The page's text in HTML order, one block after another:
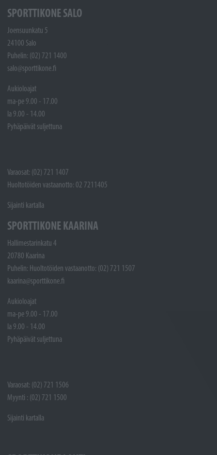
SPORTTIKONE SALO
Joensuunkatu 5
24100 Salo
Puhelin: (02) 721 1400
salo@sporttikone.fi
Aukioloajat
ma-pe 9.00 - 17.00
la 9.00 - 14.00
Pyhäpäivät suljettuna
Varaosat: (02) 721 1407
Huoltotöiden vastaanotto: 02 7211405
Sijainti kartalla
SPORTTIKONE KAARINA
Hallimestarinkatu 4
20780 Kaarina
Puhelin: Huoltotöiden vastaanotto: (02) 721 1507
kaarina@sporttikone.fi
Aukioloajat
ma-pe 9.00 - 17.00
la 9.00 - 14.00
Pyhäpäivät suljettuna
Varaosat: (02) 721 1506
Myynti : (02) 721 1500
Sijainti kartalla